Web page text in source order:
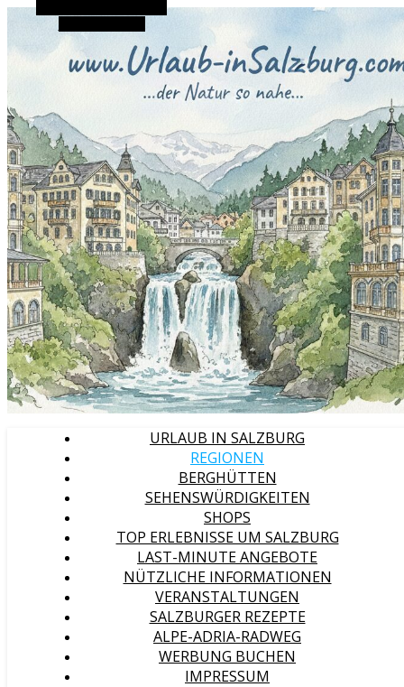
URLAUB IN SALZBURG
REGIONEN
BERGHÜTTEN
SEHENSWÜRDIGKEITEN
SHOPS
TOP ERLEBNISSE UM SALZBURG
LAST-MINUTE ANGEBOTE
NÜTZLICHE INFORMATIONEN
VERANSTALTUNGEN
SALZBURGER REZEPTE
ALPE-ADRIA-RADWEG
WERBUNG BUCHEN
IMPRESSUM